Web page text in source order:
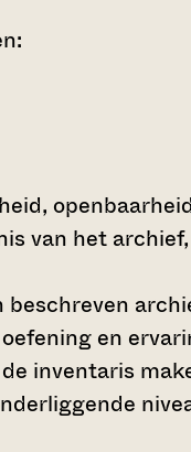
van het
en
inventaris